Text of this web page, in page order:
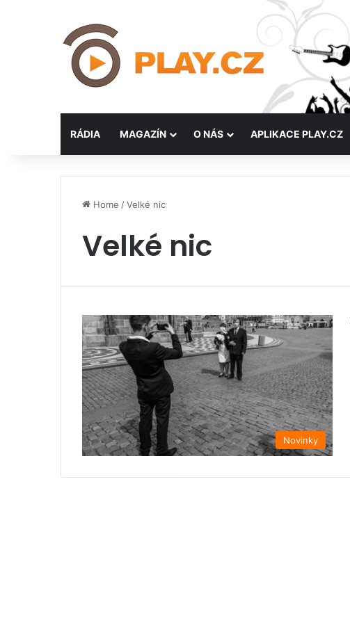
RÁDIA MAGAZÍN O NÁS APLIKACE PLAY.CZ
Home /Velké nic
Velké nic
Novinky